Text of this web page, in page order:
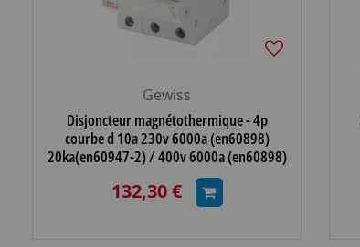
Gewiss
Disjoncteur magnétothermique - 4p
courbe d 10a 230v 6000a (en60898)
20ka(en60947-2) / 400v 6000a (en60898)
10ka(en60947-2) - 4 m
132,30 €